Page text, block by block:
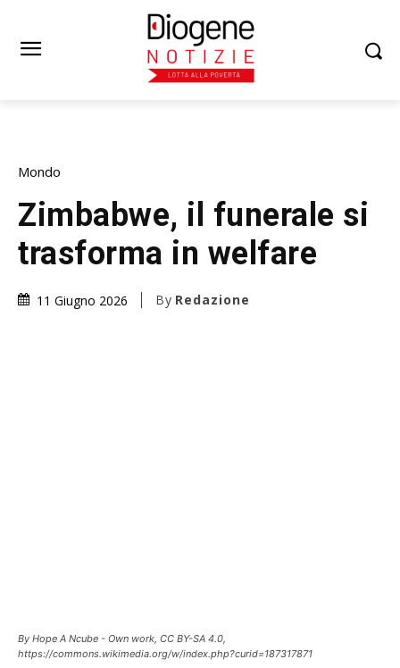
Mondo
Zimbabwe, il funerale si
trasforma in welfare
11 Giugno 2026 By Redazione
By Hope A Ncube - Own work, CC BY-SA 4.0,
https://commons.wikimedia.org/w/index.php?curid=187317871